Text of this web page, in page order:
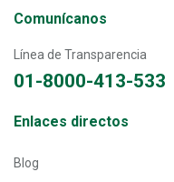
Comunícanos
Línea de Transparencia
01-8000-413-533
Transversal - Menú enlaces
Enlaces directos
Blog